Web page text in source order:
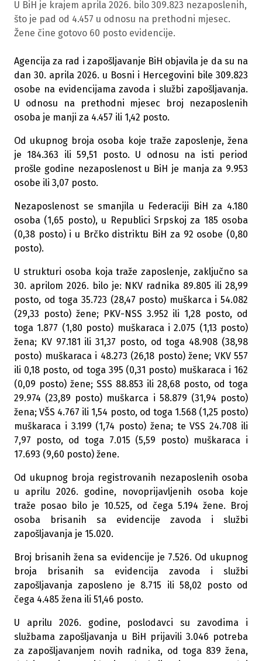
U BiH je krajem aprila 2026. bilo 309.823 nezaposlenih,
što je pad od 4.457 u odnosu na prethodni mjesec.
Žene čine gotovo 60 posto evidencije.
Agencija za rad i zapošljavanje BiH objavila je da su na
dan 30. aprila 2026. u Bosni i Hercegovini bile 309.823
osobe na evidencijama zavoda i službi zapošljavanja.
U odnosu na prethodni mjesec broj nezaposlenih
osoba je manji za 4.457 ili 1,42 posto.
Od ukupnog broja osoba koje traže zaposlenje, žena
je 184.363 ili 59,51 posto. U odnosu na isti period
prošle godine nezaposlenost u BiH je manja za 9.953
osobe ili 3,07 posto.
Nezaposlenost se smanjila u Federaciji BiH za 4.180
osoba (1,65 posto), u Republici Srpskoj za 185 osoba
(0,38 posto) i u Brčko distriktu BiH za 92 osobe (0,80
posto).
U strukturi osoba koja traže zaposlenje, zaključno sa
30. aprilom 2026. bilo je: NKV radnika 89.805 ili 28,99
posto, od toga 35.723 (28,47 posto) muškarca i 54.082
(29,33 posto) žene; PKV-NSS 3.952 ili 1,28 posto, od
toga 1.877 (1,80 posto) muškaraca i 2.075 (1,13 posto)
žena; KV 97.181 ili 31,37 posto, od toga 48.908 (38,98
posto) muškaraca i 48.273 (26,18 posto) žene; VKV 557
ili 0,18 posto, od toga 395 (0,31 posto) muškaraca i 162
(0,09 posto) žene; SSS 88.853 ili 28,68 posto, od toga
29.974 (23,89 posto) muškarca i 58.879 (31,94 posto)
žena; VŠS 4.767 ili 1,54 posto, od toga 1.568 (1,25 posto)
muškaraca i 3.199 (1,74 posto) žena; te VSS 24.708 ili
7,97 posto, od toga 7.015 (5,59 posto) muškaraca i
17.693 (9,60 posto) žene.
Od ukupnog broja registrovanih nezaposlenih osoba
u aprilu 2026. godine, novoprijavljenih osoba koje
traže posao bilo je 10.525, od čega 5.194 žene. Broj
osoba brisanih sa evidencije zavoda i službi
zapošljavanja je 15.020.
Broj brisanih žena sa evidencije je 7.526. Od ukupnog
broja brisanih sa evidencija zavoda i službi
zapošljavanja zaposleno je 8.715 ili 58,02 posto od
čega 4.485 žena ili 51,46 posto.
U aprilu 2026. godine, poslodavci su zavodima i
službama zapošljavanja u BiH prijavili 3.046 potreba
za zapošljavanjem novih radnika, od toga 839 žena,